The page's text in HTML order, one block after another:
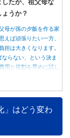
したが、祖父母な
うか？
母が孫の夕飯を作る家
えば頑張りたい一方、
担は大きくなります。
らない、という決ま
用と役割を早めに話し
」はどう変わ